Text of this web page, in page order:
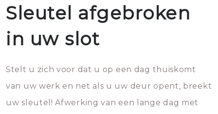
Sleutel afgebroken
in uw slot
Stelt u zich voor dat u op een dag thuiskomt
van uw werk en net als u uw deur opent, breekt
uw sleutel! Afwerking van een lange dag met